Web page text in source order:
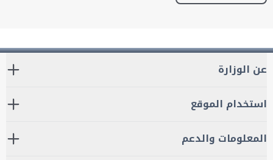
عن الوزارة
استخدام الموقع
المعلومات والدعم